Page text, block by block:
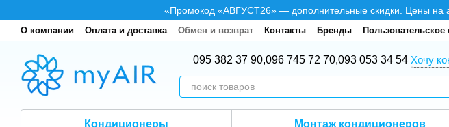
«Промокод «АВГУСТ26» — дополнительные скидки. Цены на
О компании Оплата и доставка Обмен и возврат Контакты Бренды Пользовательское
095 382 37 90,096 745 72 70,093 053 34 54 Хочу
Кондиционеры Монтаж кондиционеров